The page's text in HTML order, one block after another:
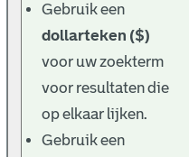
Gebruik een
dollarteken ($)
voor uw zoekterm
voor resultaten die
op elkaar lijken.
Gebruik een